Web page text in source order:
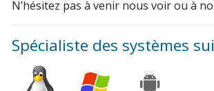
N’hésitez pas à venir nous voir ou à
Spécialiste des systèmes